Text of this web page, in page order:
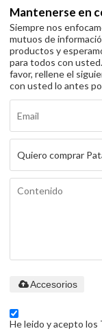
Mantenerse en
Siempre nos
mutuos de
productos y
para todos con
favor, rellene el
con usted lo antes
Accesorios
He leido y acepto los